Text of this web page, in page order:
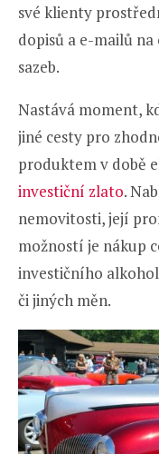
své klienty
dopisů a e-mailů
sazeb.
Nastává moment,
jiné cesty pro
produktem v době
investiční zlato.
nemovitosti, její
možností je nákup
investičního
či jiných měn.